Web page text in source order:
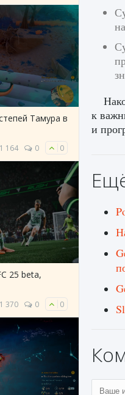
Тамура в
1 164 0 0
25 beta,
1 370 0 0
к
и